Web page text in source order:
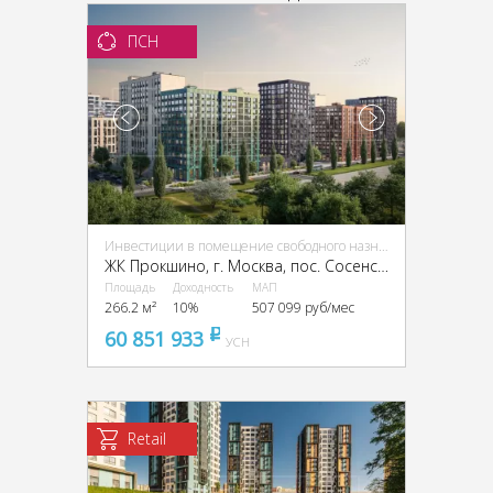
ПСН
Инвестиции в помещение свободного назначения (ПСН)
ЖК Прокшино, г. Москва, пос. Сосенское, ЖК Прокшино, Прокшинский пр-кт, 9
Площадь
266.2 м²
Доходность
10%
МАП
507 099 руб/мес
60 851 933 pуб
УСН
Retail